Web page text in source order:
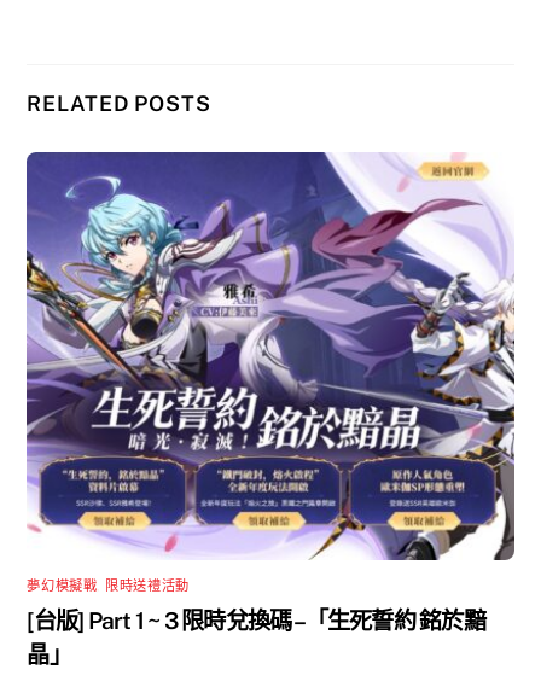
RELATED POSTS
夢幻模擬戰 限時送禮活動
[台版] Part 1 ~ 3 限時兌換碼 –「生死誓約 銘於黯
晶」